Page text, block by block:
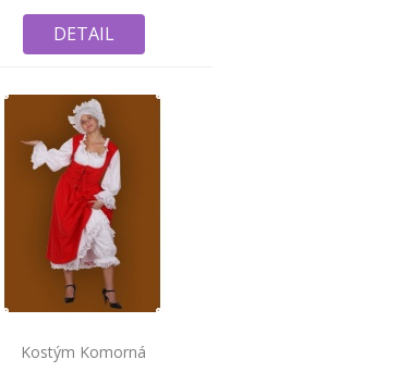
DETAIL
Kostým Komorná